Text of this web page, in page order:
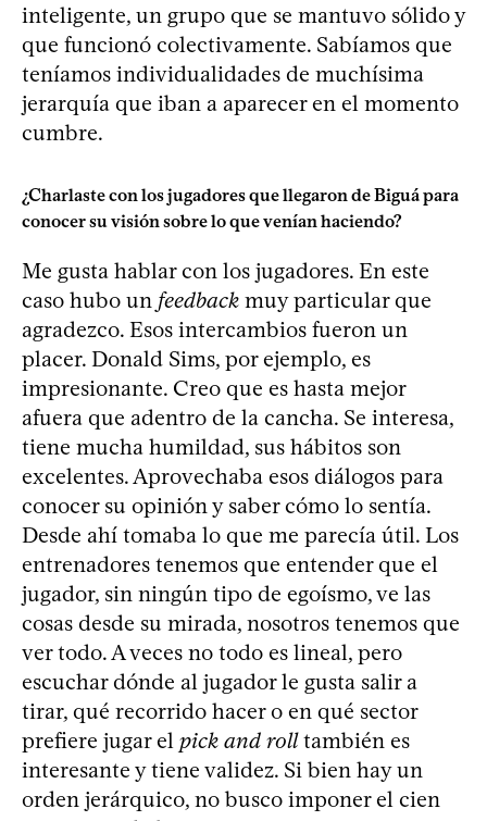
inteligente, un grupo que se mantuvo sólido y
que funcionó colectivamente. Sabíamos que
teníamos individualidades de muchísima
jerarquía que iban a aparecer en el momento
cumbre.
¿Charlaste con los jugadores que llegaron de Biguá para
conocer su visión sobre lo que venían haciendo?
Me gusta hablar con los jugadores. En este
caso hubo un feedback muy particular que
agradezco. Esos intercambios fueron un
placer. Donald Sims, por ejemplo, es
impresionante. Creo que es hasta mejor
afuera que adentro de la cancha. Se interesa,
tiene mucha humildad, sus hábitos son
excelentes. Aprovechaba esos diálogos para
conocer su opinión y saber cómo lo sentía.
Desde ahí tomaba lo que me parecía útil. Los
entrenadores tenemos que entender que el
jugador, sin ningún tipo de egoísmo, ve las
cosas desde su mirada, nosotros tenemos que
ver todo. A veces no todo es lineal, pero
escuchar dónde al jugador le gusta salir a
tirar, qué recorrido hacer o en qué sector
prefiere jugar el pick and rolltambién es
interesante y tiene validez. Si bien hay un
orden jerárquico, no busco imponer el cien